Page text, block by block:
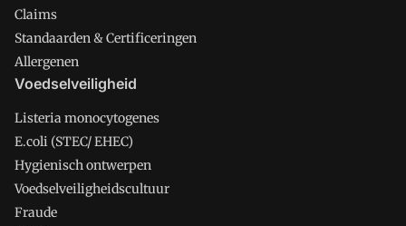
Claims
Standaarden & Certificeringen
Allergenen
Voedselveiligheid
Listeria monocytogenes
E.coli (STEC/ EHEC)
Hygienisch ontwerpen
Voedselveiligheidscultuur
Fraude